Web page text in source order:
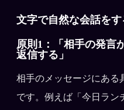
文字で自然な会話を
原則1：「相手の発言
返信する」
相手のメッセージにある
です。例えば「今日ラン